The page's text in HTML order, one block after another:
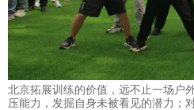
北京拓展训练的价值，远不止一场户
压能力，发掘自身未被看见的潜力；